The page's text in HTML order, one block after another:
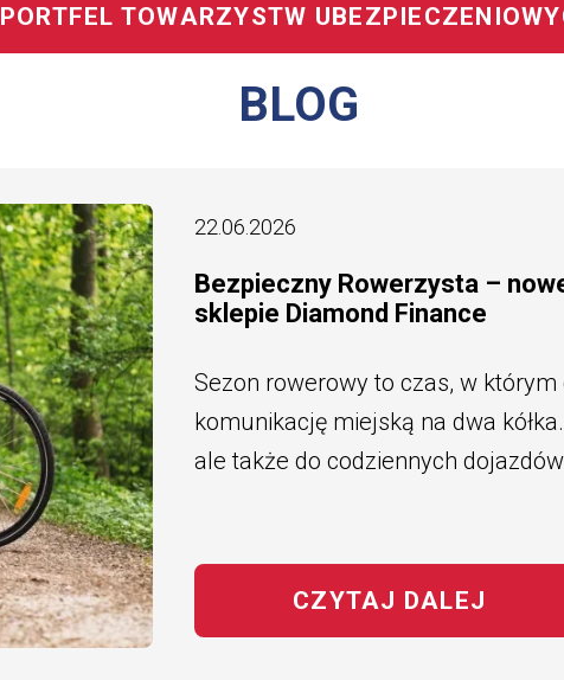
PORTFEL TOWARZYSTW
BLOG
22.06.2026
Bezpieczny Rowerzysta –
sklepie Diamond Finance
Sezon rowerowy to czas, w
komunikację miejską na dwa
ale także do codziennych
CZYTAJ DALEJ